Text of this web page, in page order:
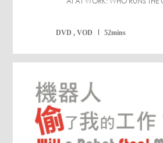
DVD , VOD 52mins